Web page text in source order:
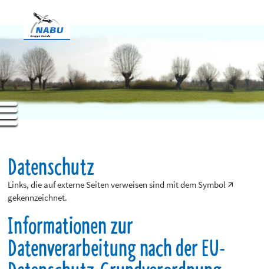
Datenschutz
Links, die auf externe Seiten verweisen sind mit dem Symbol 🡭
gekennzeichnet.
Informationen zur
Datenverarbeitung nach der EU-